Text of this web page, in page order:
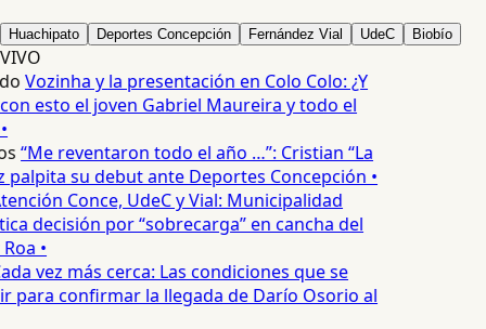
Huachipato Deportes Concepción Fernández Vial UdeC Biobío
VIVO
Vozinha y la presentación en Colo Colo: ¿Y
esto el joven Gabriel Maureira y todo el
“Me reventaron todo el año …”: Cristian “La
palpita su debut ante Deportes Concepción •
Conce, UdeC y Vial: Municipalidad
decisión por “sobrecarga” en cancha del
•
vez más cerca: Las condiciones que se
para confirmar la llegada de Darío Osorio al